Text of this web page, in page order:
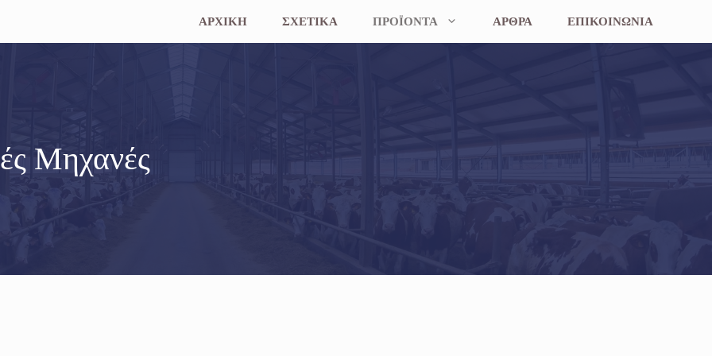
ΑΡΧΙΚΗ ΣΧΕΤΙΚΑ ΠΡΟΪΟΝΤΑ ΑΡΘΡΑ ΕΠΙΚΟΙΝΩΝΙΑ
Μηχανές